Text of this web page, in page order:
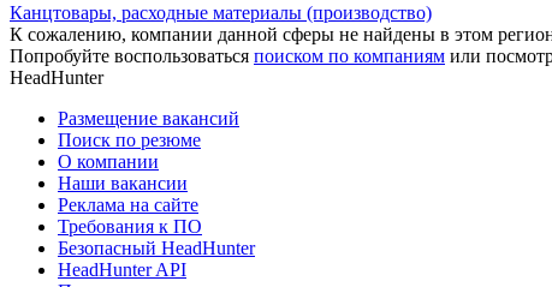
Канцтовары, расходные материалы (производство)
К сожалению, компании данной сферы не найдены в этом
Попробуйте воспользоваться поиском по компаниям или
HeadHunter
Размещение вакансий
Поиск по резюме
О компании
Наши вакансии
Реклама на сайте
Требования к ПО
Безопасный HeadHunter
HeadHunter API